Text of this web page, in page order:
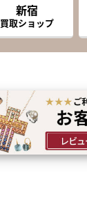
新宿
買取ショップ